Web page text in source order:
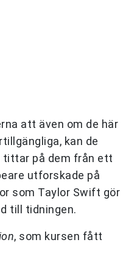
att även om de här
kan de
tittar på dem från ett
utforskade på
som Taylor Swift gör
till tidningen.
, som kursen fått